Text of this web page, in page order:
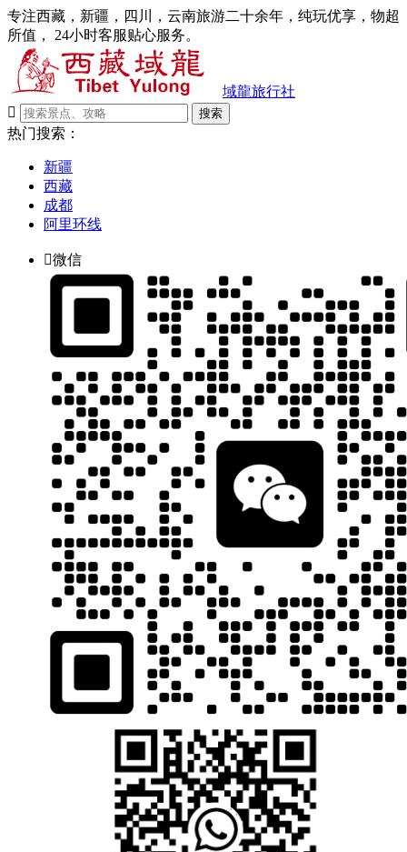
专注西藏，新疆，四川，云南旅游二十余年，纯玩优享，物超
所值， 24小时客服贴心服务。
域龍旅行社

搜索
热门搜索：
新疆
西藏
成都
阿里环线
微信